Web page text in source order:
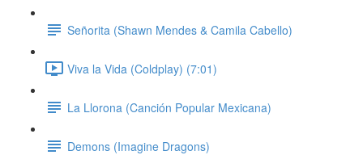
Señorita (Shawn Mendes & Camila Cabello)
Viva la Vida (Coldplay) (7:01)
La Llorona (Canción Popular Mexicana)
Demons (Imagine Dragons)